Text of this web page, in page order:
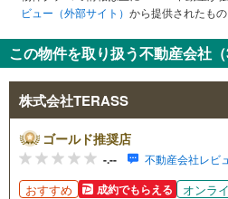
ビュー（外部サイト） から提供されたもの
この物件を取り扱う不動産会社（
株式会社TERASS
ゴールド推奨店
-.-- 不動産会社レビ
おすすめ 成約でもらえる オンラ